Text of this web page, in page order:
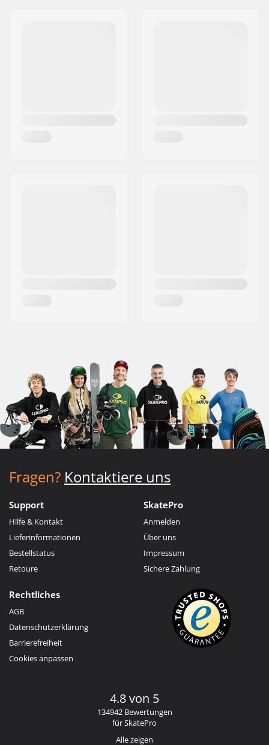
Fragen? Kontaktiere uns
Support
Hilfe & Kontakt
Lieferinformationen
Bestellstatus
Retoure
SkatePro
Anmelden
Über uns
Impressum
Sichere Zahlung
Rechtliches
AGB
Datenschutzerklärung
Barrierefreiheit
Cookies anpassen
4.8 von 5
134942 Bewertungen
für SkatePro
Alle zeigen